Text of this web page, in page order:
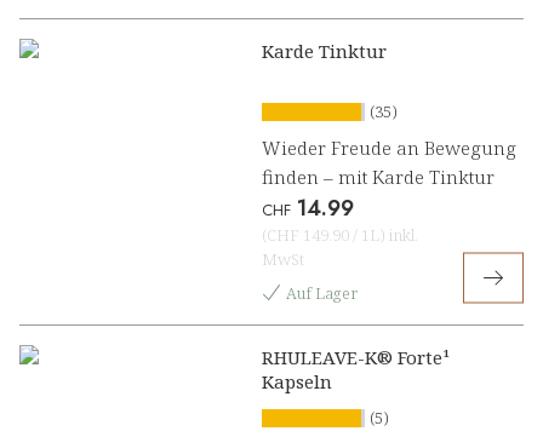
Karde Tinktur
(35)
Wieder Freude an Bewegung
finden – mit Karde Tinktur
CHF 14.99
(CHF 149.90 / 1L) inkl.
MwSt
Auf Lager
RHULEAVE-K® Forte¹
Kapseln
(5)